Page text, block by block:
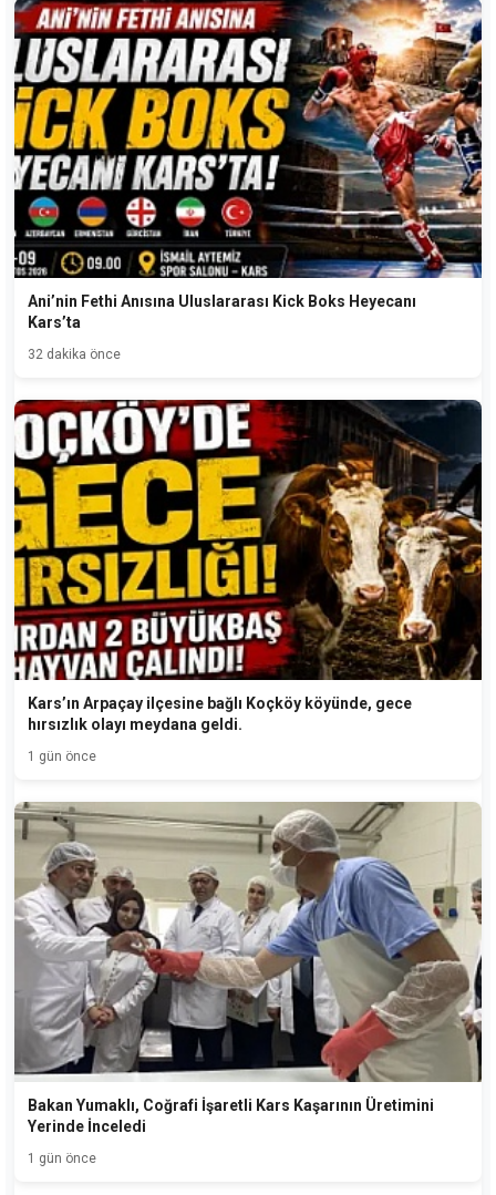
Ani’nin Fethi Anısına Uluslararası Kick Boks Heyecanı
Kars’ta
32 dakika önce
Kars’ın Arpaçay ilçesine bağlı Koçköy köyünde, gece
hırsızlık olayı meydana geldi.
1 gün önce
Bakan Yumaklı, Coğrafi İşaretli Kars Kaşarının Üretimini
Yerinde İnceledi
1 gün önce